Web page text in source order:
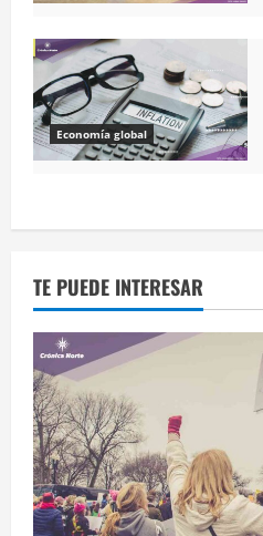
Economía global
TE PUEDE INTERESAR